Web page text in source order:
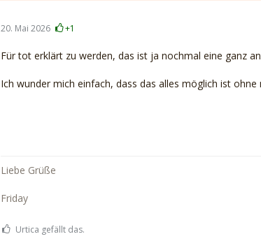
20. Mai 2026 +1
Für tot erklärt zu werden, das ist ja nochmal eine ganz
Ich wunder mich einfach, dass das alles möglich ist
Liebe Grüße
Friday
Urtica gefällt das.